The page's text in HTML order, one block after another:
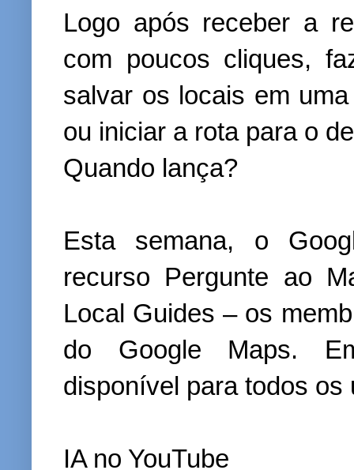
Logo após receber a
com poucos cliques,
salvar os locais em
ou iniciar a rota para o
Quando lança?
Esta semana, o
recurso Pergunte ao
Local Guides – os
do Google Maps.
disponível para todos os
IA no YouTube